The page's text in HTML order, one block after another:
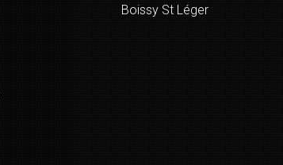
Boissy St Léger